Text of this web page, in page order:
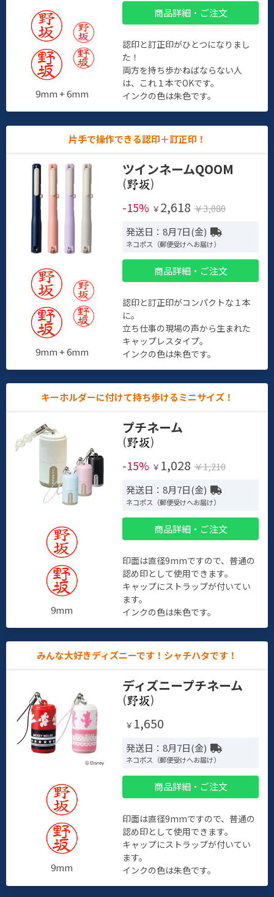
9mm + 6mm
商品詳細・ご注文
認印と訂正印がひとつになりまし
た！
両方を持ち歩かねばならない人
は、これ１本でOKです。
インクの色は朱色です。
片手で操作できる認印＋訂正印！
9mm + 6mm
ツインネームQOOM
(
)
-15% ￥ 2,618 ￥3,080
発送日：8月7日(金)
ネコポス（郵便受けへお届け）
商品詳細・ご注文
認印と訂正印がコンパクトな１本
に。
立ち仕事の現場の声から生まれた
キャップレスタイプ。
インクの色は朱色です。
キーホルダーに付けて持ち歩けるミニサイズ！
9mm
プチネーム
(
)
-15% ￥ 1,028 ￥1,210
発送日：8月7日(金)
ネコポス（郵便受けへお届け）
商品詳細・ご注文
印面は直径9mmですので、普通の
認め印として使用できます。
キャップにストラップが付いてい
ます。
インクの色は朱色です。
みんな大好きディズニーです！シャチハタです！
9mm
ディズニープチネーム
( )
￥ 1,650
発送日：8月7日(金)
ネコポス（郵便受けへお届け）
商品詳細・ご注文
印面は直径9mmですので、普通の
認め印として使用できます。
キャップにストラップが付いてい
ます。
インクの色は朱色です。